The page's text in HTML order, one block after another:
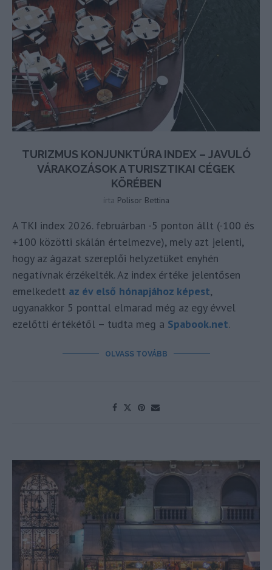
TURIZMUS KONJUNKTÚRA INDEX – JAVULÓ
VÁRAKOZÁSOK A TURISZTIKAI CÉGEK
KÖRÉBEN
írta Polisor Bettina
A TKI index 2026. februárban -5 ponton állt (-100 és
+100 közötti skálán értelmezve), mely azt jelenti,
hogy az ágazat szereplői helyzetüket enyhén
negatívnak érzékelték. Az index értéke jelentősen
emelkedett az év első hónapjához képest,
ugyanakkor 5 ponttal elmarad még az egy évvel
ezelőtti értékétől – tudta meg a Spabook.net.
OLVASS TOVÁBB